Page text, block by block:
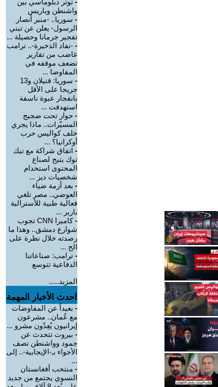
- توتر دبلوماسي بين
واشنطن وباريس
- سوريا.. -منبر أنصار
الرسول- يعلن عن تبني
تفجير جرمانا وحصيلة ...
- -نفاد الذخيرة-.. ترامب
غاضب من تقارير
تضعف موقفه في
المفاوضا ...
-
سوريا: قتيلان و13
جريحا على الأقل
بانفجار عبوة ناسفة
استهدفت ...
- حوار تحت ضجيج
المسيّرات.. ماذا يجري
خلف كواليس حرب
أوكرانيا؟ ...
- اتفاق شراكة مع تيك
توك يتيح لصناع
المحتوى استخدام
شخصيات ديز ...
- بعد أزمة ضياء
العوضي.. مصر تلغي
فعالية طبية للأسترالية
باربر ...
-
كاميرا CNN تجوب
شوارع دمشق.. وهذا ما
رصدته خلال نظرة على
الح ...
- ترامب: صناعاتنا
الدفاعية تتوسع
المزيد.....
احدث الأخبار المهمة
- بعيداً عن المفاوضات
مع عُمان.. مشرعون
إيرانيون يُعِدّون مشرو ...
- بيروت تتحدث عن
جمود وواشنطن تصف
الأجواء بـ-الإيجابية-.. إلى
...
- منتخب أفغانستان
النسوي يجتمع من جديد